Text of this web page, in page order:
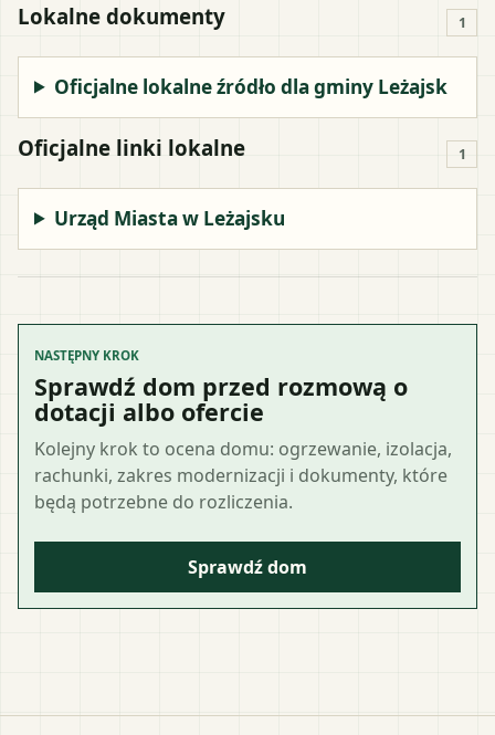
Lokalne dokumenty 1
Oficjalne lokalne źródło dla gminy Leżajsk
Oficjalne linki lokalne 1
Urząd Miasta w Leżajsku
NASTĘPNY KROK
Sprawdź dom przed rozmową o
dotacji albo ofercie
Kolejny krok to ocena domu: ogrzewanie, izolacja,
rachunki, zakres modernizacji i dokumenty, które
będą potrzebne do rozliczenia.
Sprawdź dom